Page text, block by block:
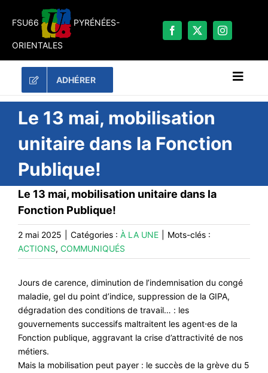
FSU66 PYRÉNÉES-
ORIENTALES
ADHÉRER
RECHERCHER:
LES UNES
LA FSU 66
PUBLICATIONS
#ACTIONS
#VOS ÉLUES
#FORMATION
#COMMUNIQUÉS
#ÉLECTIONS
Le 13 mai, mobilisation
unitaire dans la Fonction
Publique!
Le 13 mai, mobilisation unitaire dans la
Fonction Publique!
2 mai 2025 Catégories : À LA UNE
Mots-clés :
ACTIONS, COMMUNIQUÉS
Jours de carence, diminution de l’indemnisation du congé
maladie, gel du point d’indice, suppression de la GIPA,
dégradation des conditions de travail… : les
gouvernements successifs maltraitent les agent⋅es de la
Fonction publique, aggravant la crise d’attractivité de nos
métiers.
Mais la mobilisation peut payer : le succès de la grève du 5